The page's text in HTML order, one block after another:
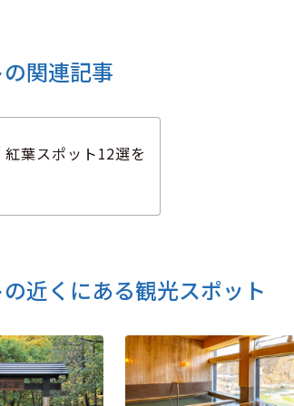
関連記事
葉スポット12選を
近くにある観光スポット